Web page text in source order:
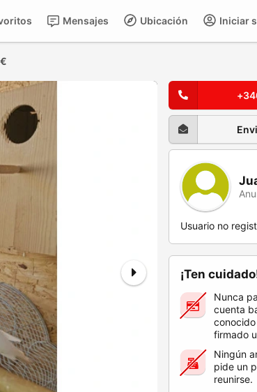
Iniciar
Ubicación
Mensajes
Usuario no
¡Ten
Nunca
cuenta
firmado
Ningún
pide un
reunirse.